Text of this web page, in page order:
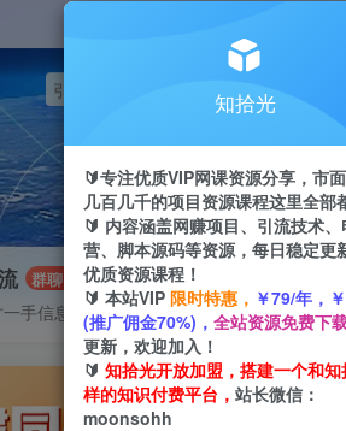
引流 快手
群聊
手信息差
知拾光
🔰专注优质VIP网课资源分享，市
几百几千的项目资源课程这里全部
🔰 内容涵盖网赚项目、引流技术
营、脚本源码等资源，每日稳定更
优质资源课程！
🔰 本站VIP 限时特惠， ￥79/年，
(推广佣金70%)， 全站资源免费下
更新，欢迎加入！
🔰 知拾光开放加盟，搭建一个和
样的知识付费平台， 站长微信：
moonsohh